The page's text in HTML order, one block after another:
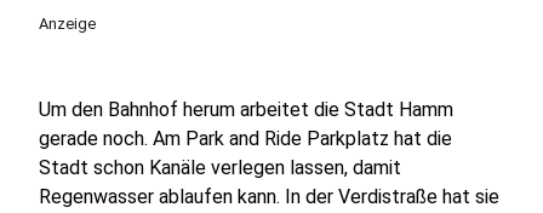
Anzeige
Um den Bahnhof herum arbeitet die Stadt Hamm
gerade noch. Am Park and Ride Parkplatz hat die
Stadt schon Kanäle verlegen lassen, damit
Regenwasser ablaufen kann. In der Verdistraße hat sie